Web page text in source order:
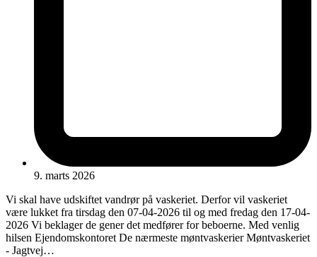
9. marts 2026
Vi skal have udskiftet vandrør på vaskeriet. Derfor vil vaskeriet
være lukket fra tirsdag den 07-04-2026 til og med fredag den 17-04-
2026 Vi beklager de gener det medfører for beboerne. Med venlig
hilsen Ejendomskontoret De nærmeste møntvaskerier Møntvaskeriet
- Jagtvej…